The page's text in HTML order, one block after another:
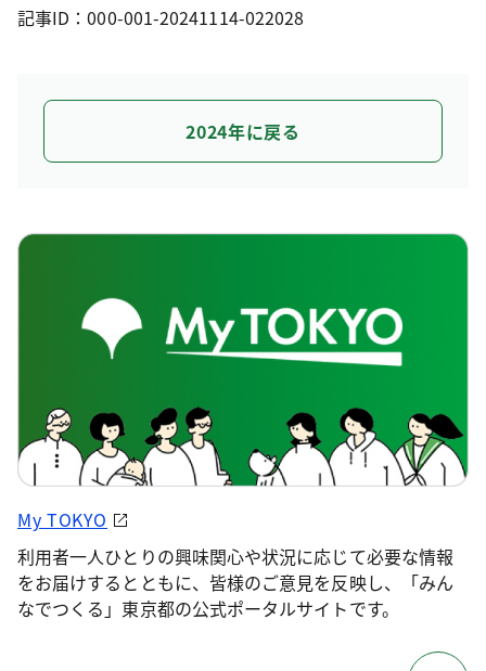
記事ID：000-001-20241114-022028
2024年に戻る
My TOKYO
利用者一人ひとりの興味関心や状況に応じて必要な情報
をお届けするとともに、皆様のご意見を反映し、「みん
なでつくる」東京都の公式ポータルサイトです。